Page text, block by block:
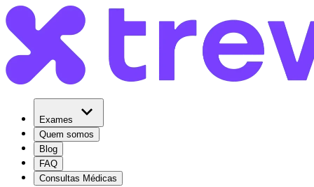
Exames
Quem somos
Blog
FAQ
Consultas Médicas